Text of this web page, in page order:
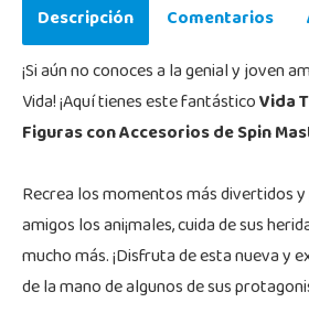
Descripción Comentarios
¡Si aún no conoces a la genial y joven
Vida! ¡Aquí tienes este fantásticoVida
Figuras con Accesorios de Spin
Recrea los momentos más divertidos
amigos los ani¡males, cuida de sus
mucho más. ¡Disfruta de esta nueva y
de la mano de algunos de sus